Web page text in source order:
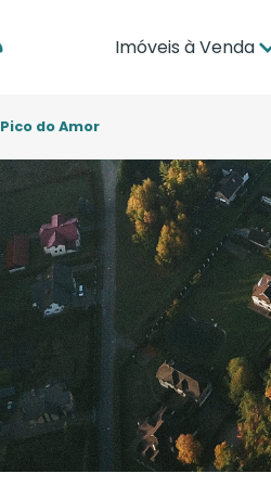
Imóveis à Venda
Imóveis em Cuiabá
Pico do Amor